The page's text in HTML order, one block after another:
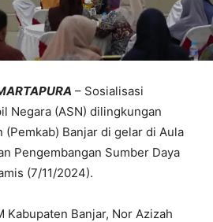
– Sosialisasi
Negara (ASN) dilingkungan
(Pemkab) Banjar di gelar di Aula
Pengembangan Sumber Daya
(7/11/2024).
Kabupaten Banjar, Nor Azizah